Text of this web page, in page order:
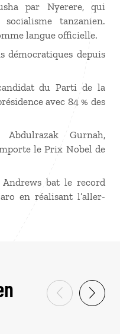
par Nyerere, qui
tanzanien.
langue officielle.
démocratiques depuis
du Parti de la
avec 84 % des
Gurnah,
le Prix Nobel de
bat le record
en réalisant l’aller-